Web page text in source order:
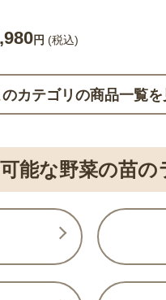
円 (税込)
のカテゴリの商品一覧を
能な野菜の苗